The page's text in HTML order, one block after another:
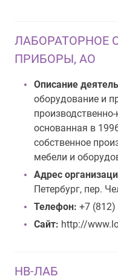
ЛАБОРАТОРНОЕ
ПРИБОРЫ, АО
Описание
оборудование и
основанная в
собственное
мебели и
Адрес
Петербург, пер.
Телефон: +7 (812)
Сайт: http://
НВ-ЛАБ